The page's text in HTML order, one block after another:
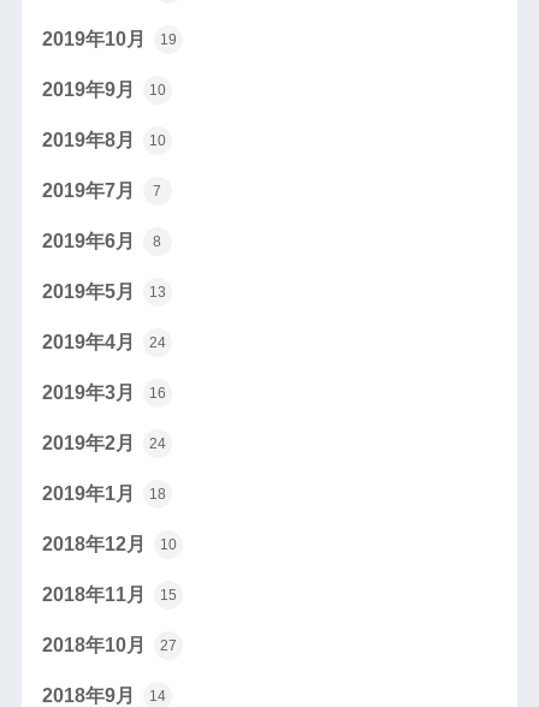
2019年10月 19
2019年9月 10
2019年8月 10
2019年7月 7
2019年6月 8
2019年5月 13
2019年4月 24
2019年3月 16
2019年2月 24
2019年1月 18
2018年12月 10
2018年11月 15
2018年10月 27
2018年9月 14